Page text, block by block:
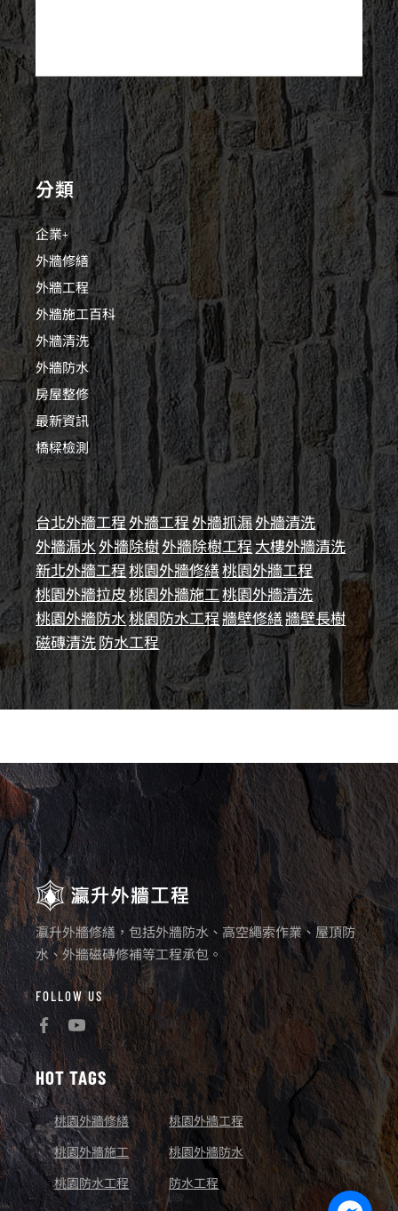
分類
企業+
外牆修繕
外牆工程
外牆施工百科
外牆清洗
外牆防水
房屋整修
最新資訊
橋樑檢測
台北外牆工程 外牆工程外牆抓漏外牆清洗
外牆漏水外牆除樹外牆除樹工程大樓外牆清洗
新北外牆工程 桃園外牆修繕桃園外牆工程
桃園外牆拉皮桃園外牆施工桃園外牆清洗
桃園外牆防水桃園防水工程 牆壁修繕牆壁長樹
磁磚清洗 防水工程
瀛升外牆修繕，包括外牆防水、高空繩索作業、屋頂防
水、外牆磁磚修補等工程承包。
FOLLOW US
HOT TAGS
桃園外牆修繕 桃園外牆工程
桃園外牆施工 桃園外牆防水
桃園防水工程 防水工程